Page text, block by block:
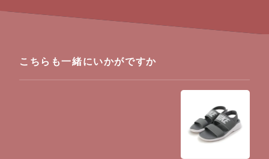
こちらも一緒にいかがですか